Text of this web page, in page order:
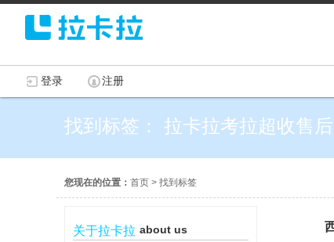
登录 注册
找到标签： 拉卡拉考拉超收售后
您现在的位置： 首页 > 找到标签
关于拉卡拉 about us